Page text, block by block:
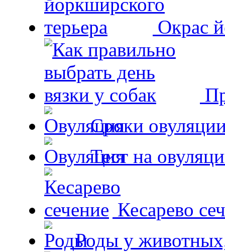
Окрас
Сроки
Тест на
Кесарево
Роды у